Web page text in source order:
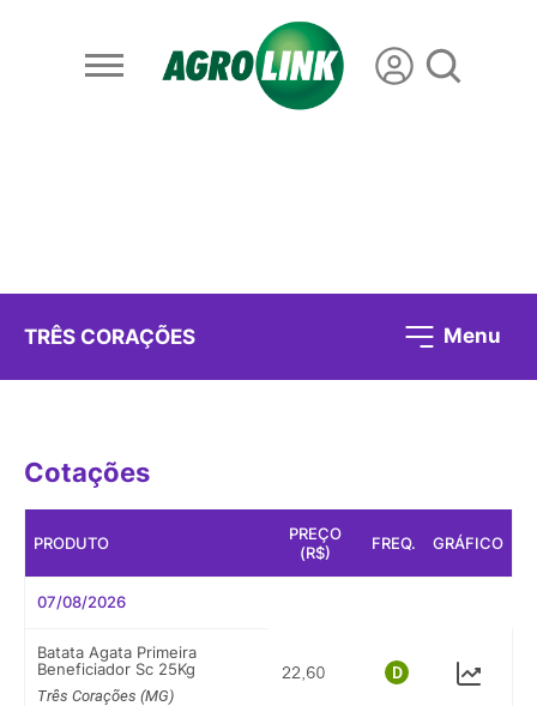
TRÊS CORAÇÕES Menu
Cotações
PRODUTO
PREÇO
(R$)
FREQ. GRÁFICO
07/08/2026
Batata Agata Primeira
Beneficiador Sc 25Kg
Três Corações (MG)